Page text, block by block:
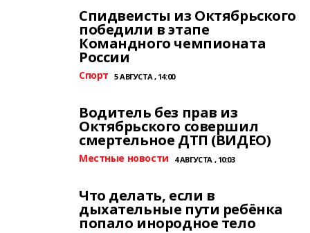
Спидвеисты из Октябрьского
победили в этапе
Командного чемпионата
России
Спорт 5 АВГУСТА , 14:00
Водитель без прав из
Октябрьского совершил
смертельное ДТП (ВИДЕО)
Местные новости 4 АВГУСТА , 10:03
Что делать, если в
дыхательные пути ребёнка
попало инородное тело